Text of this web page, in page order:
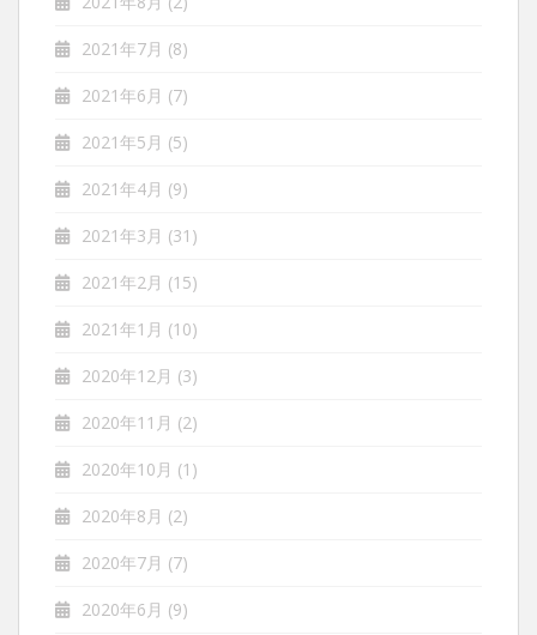
2021年7月 (8)
2021年6月 (7)
2021年5月 (5)
2021年4月 (9)
2021年3月 (31)
2021年2月 (15)
2021年1月 (10)
2020年12月 (3)
2020年11月 (2)
2020年10月 (1)
2020年8月 (2)
2020年7月 (7)
2020年6月 (9)